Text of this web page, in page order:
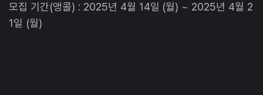
모집 기간(앵콜) : 2025년 4월 14일 (월) ~ 2025년 4월 2
1일 (월)